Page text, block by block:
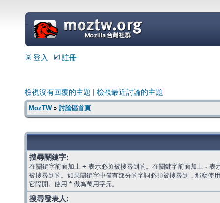
=
登入 註冊
檢視沒有回覆的主題 檢視最近討論的主題
MozTW» 討論區首頁
搜尋關鍵字:
在關鍵字前面加上 + 表示必須被搜尋到的。在關鍵字前面加上 - 表
被搜尋到的。如果關鍵字中僅有部分的字詞必須被搜尋到，那麼使
它隔開。使用 * 做為萬用字元。
搜尋發表人: